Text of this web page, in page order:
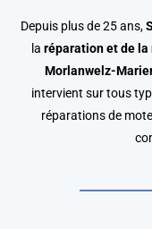
Depuis plus de 25 ans,
la réparation et de la
Morlanwelz-
intervient sur tous
réparations de